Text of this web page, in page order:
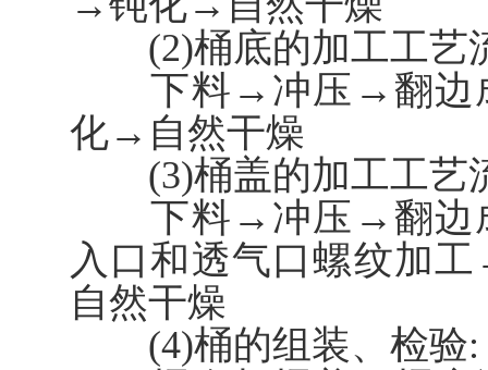
(2)桶底的加工工艺
下料→冲压→翻边
化→自然干燥
(3)桶盖的加工工艺
下料→冲压→翻边
入口和透气口螺纹
自然干燥
(4)桶的组装、检验: